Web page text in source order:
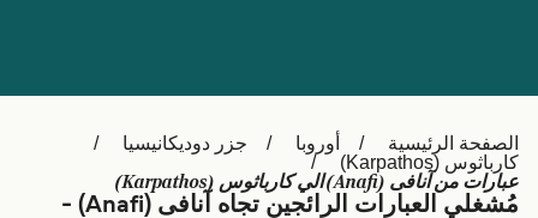
België (NL)
Ελλάδα
Belgique (FR)
Polska
Deutschland
Schweiz (DE)
الصفحة الرئيسية أوروبا
جزر دوديكانيسيا
كارباثوس (Karpathos)
عبارات من آنافی (Anafi) الي كارباثوس (Karpathos)
مُشغلي العبارات الرائجين تجاه آنافی (Anafi) -